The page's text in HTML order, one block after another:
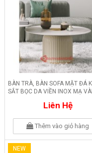
BÀN TRÀ, BÀN SOFA MẶT ĐÁ
SẮT BỌC DA VIỀN INOX MẠ
Liên Hệ
Thêm vào giỏ hàng
NEW